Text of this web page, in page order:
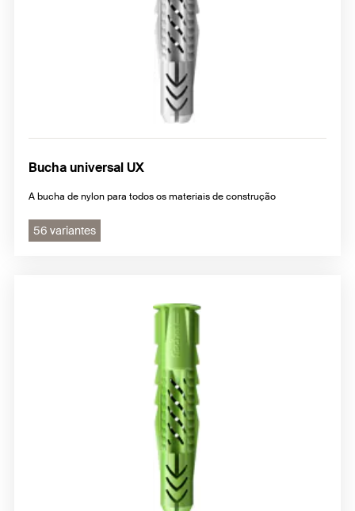
Bucha universal UX
A bucha de nylon para todos os materiais de construção
56 variantes